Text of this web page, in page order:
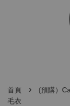
首頁 ›
(預購）
毛衣